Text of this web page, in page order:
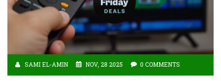
SAMI EL-AMIN NOV, 28 2025 0 COMMENTS